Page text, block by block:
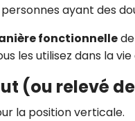
ayant des
fonctionnelle
les utilisez dans la
(ou relevé
la position verticale.